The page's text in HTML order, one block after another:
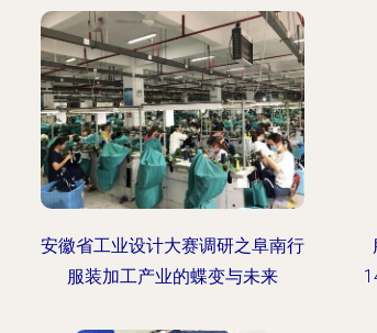
安徽省工业设计大赛调研之阜南行
服装加工产业的蝶变与未来